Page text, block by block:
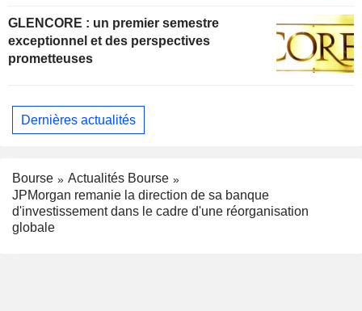
GLENCORE : un premier semestre
exceptionnel et des perspectives
prometteuses
Dernières actualités
Bourse
Actualités Bourse
JPMorgan remanie la direction de sa banque
d'investissement dans le cadre d'une réorganisation
globale